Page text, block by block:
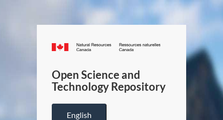
Canada.ca
/
Canada
Open Science and
Technology Repository
English